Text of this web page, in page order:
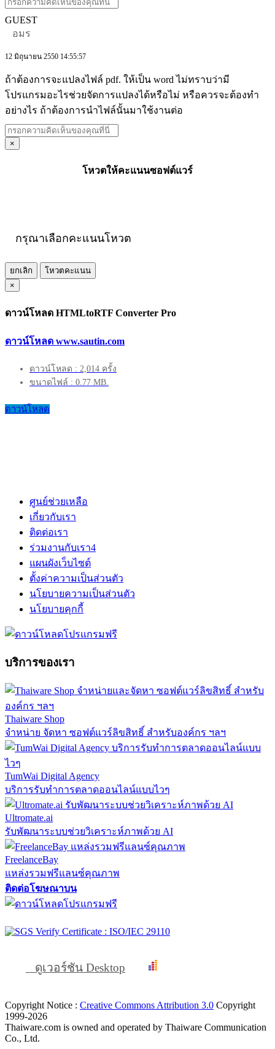
GUEST
อมร
12 มิถุนายน 2550 14:55:57
ถ้าต้องการจะแปลงไฟล์ pdf. ให้เป็น word ไม่ทราบว่ามี
โปรแกรมอะไรช่วยจัดการแปลงได้หรือไม่ หรือควรจะต้องทำ
อย่างไร ถ้าต้องการนำไฟล์นั้นมาใช้งานต่อ
×
โหวตให้คะแนนซอฟต์แวร์
กรุณาเลือกคะแนนโหวต
ยกเลิก
โหวตคะแนน
×
ดาวน์โหลด HTMLtoRTF Converter Pro
ดาวน์โหลด www.sautin.com
ดาวน์โหลด : 2,014 ครั้ง
ขนาดไฟล์ : 0.77 MB.
ดาวน์โหลด
ศูนย์ช่วยเหลือ
เกี่ยวกับเรา
ติดต่อเรา
ร่วมงานกับเรา4
แผนผังเว็บไซต์
ตั้งค่าความเป็นส่วนตัว
นโยบายความเป็นส่วนตัว
นโยบายคุกกี้
บริการของเรา
Thaiware Shop
จำหน่าย จัดหา ซอฟต์แวร์ลิขสิทธิ์ สำหรับองค์กร ฯลฯ
TumWai Digital Agency
บริการรับทำการตลาดออนไลน์แบบไวๆ
Ultromate.ai
รับพัฒนาระบบช่วยวิเคราะห์ภาพด้วย AI
FreelanceBay
แหล่งรวมฟรีแลนซ์คุณภาพ
ติดต่อโฆษณาบน
ดูเวอร์ชัน Desktop
Copyright Notice : Creative Commons Attribution 3.0 Copyright
1999-2026
Thaiware.com is owned and operated by Thaiware Communication
Co., Ltd.